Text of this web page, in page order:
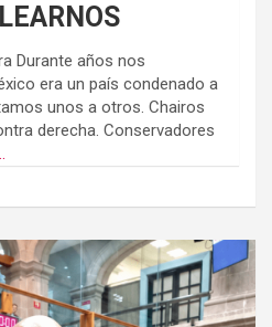
Durante años nos
era un país condenado a
unos a otros. Chairos
derecha. Conservadores